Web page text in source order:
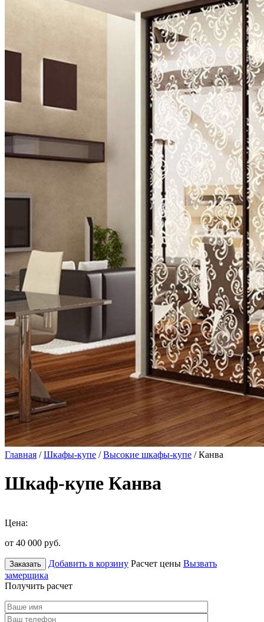
Главная /Шкафы-купе /Высокие шкафы-купе / Канва
Шкаф-купе Канва
Цена:
от 40 000 руб.
Заказать Добавить в корзину Расчет цены Вызвать
замерщика
Получить расчет